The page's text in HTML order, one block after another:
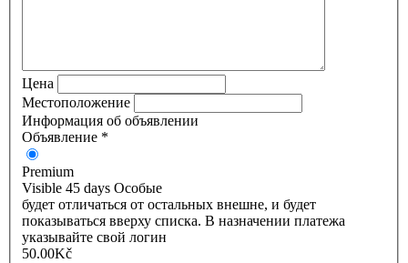
Цена
Местоположение
Информация об объявлении
Объявление *
Premium
Visible 45 days Особые
будет отличаться от остальных внешне, и будет
показываться вверху списка. В назначении платежа
указывайте свой логин
50.00Kč